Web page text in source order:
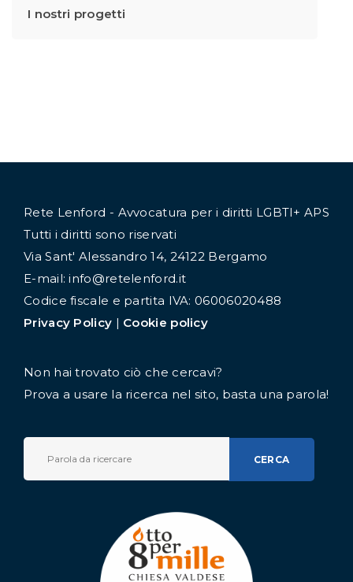
I nostri progetti
Rete Lenford - Avvocatura per i diritti LGBTI+ APS
Tutti i diritti sono riservati
Via Sant' Alessandro 14, 24122 Bergamo
E-mail: info@retelenford.it
Codice fiscale e partita IVA: 06006020488
Privacy Policy | Cookie policy
Non hai trovato ciò che cercavi?
Prova a usare la ricerca nel sito, basta una parola!
CERCA